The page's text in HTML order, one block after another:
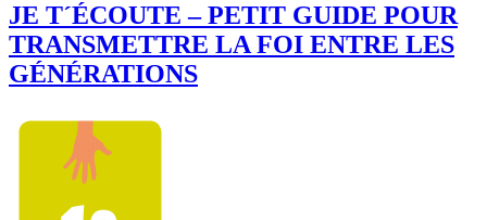
JE T´ÉCOUTE – PETIT GUIDE POUR
TRANSMETTRE LA FOI ENTRE LES
GÉNÉRATIONS